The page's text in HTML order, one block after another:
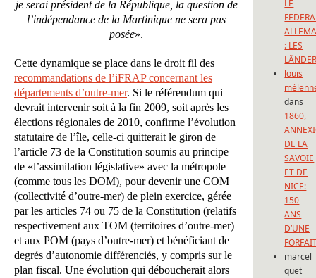
je serai président de la République, la question de
l’indépendance de la Martinique ne sera pas
posée».
Cette dynamique se place dans le droit fil des
recommandations de l’iFRAP concernant les
départements d’outre-mer. Si le référendum qui
devrait intervenir soit à la fin 2009, soit après les
élections régionales de 2010, confirme l’évolution
statutaire de l’île, celle-ci quitterait le giron de
l’article 73 de la Constitution soumis au principe
de «l’assimilation législative» avec la métropole
(comme tous les DOM), pour devenir une COM
(collectivité d’outre-mer) de plein exercice, gérée
par les articles 74 ou 75 de la Constitution (relatifs
respectivement aux TOM (territoires d’outre-mer)
et aux POM (pays d’outre-mer) et bénéficiant de
degrés d’autonomie différenciés, y compris sur le
plan fiscal. Une évolution qui déboucherait alors
LE
: LES
louis
dans
1860,
DE LA
SAVOIE
ET DE
NICE:
150
ANS
D’UNE
marcel
quet